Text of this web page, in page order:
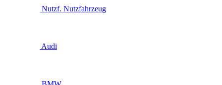
Nutzf. Nutzfahrzeug
Audi